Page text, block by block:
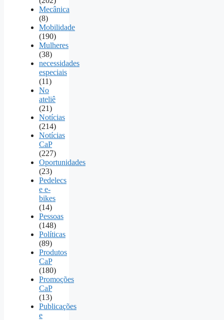
Mecânica
(8)
Mobilidade
(190)
Mulheres
(38)
necessidades
especiais
(11)
No
ateliê
(21)
Notícias
(214)
Notícias
CaP
(227)
Oportunidades
(23)
Pedelecs
e e-
bikes
(14)
Pessoas
(148)
Políticas
(89)
Produtos
CaP
(180)
Promoções
CaP
(13)
Publicações
e